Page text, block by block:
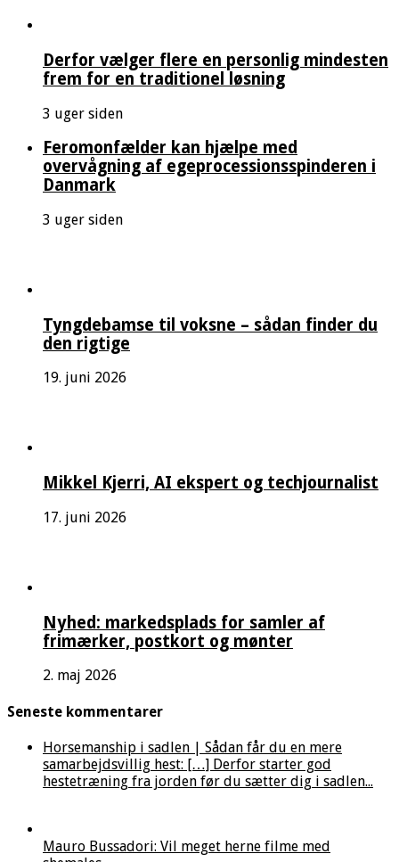
Derfor vælger flere en personlig mindesten
frem for en traditionel løsning
3 uger siden
Feromonfælder kan hjælpe med
overvågning af egeprocessionsspinderen i
Danmark
3 uger siden
Tyngdebamse til voksne – sådan finder du
den rigtige
19. juni 2026
Mikkel Kjerri, AI ekspert og techjournalist
17. juni 2026
Nyhed: markedsplads for samler af
frimærker, postkort og mønter
2. maj 2026
Seneste kommentarer
Horsemanship i sadlen | Sådan får du en mere
samarbejdsvillig hest: […] Derfor starter god
hestetræning fra jorden før du sætter dig i sadlen...
Mauro Bussadori: Vil meget herne filme med